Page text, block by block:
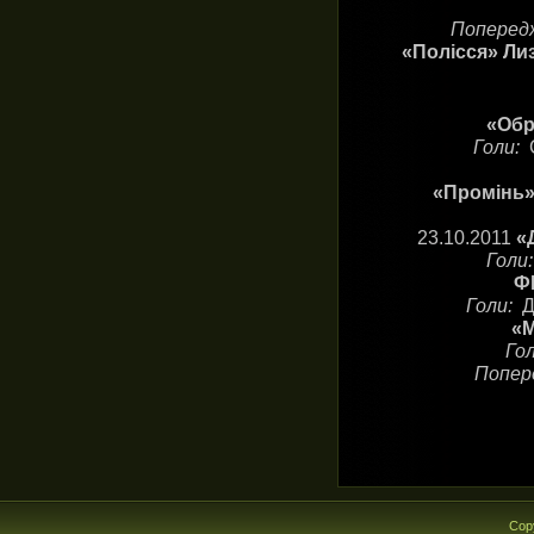
«Полісся»
Голи:
23.10.2011
Голи: